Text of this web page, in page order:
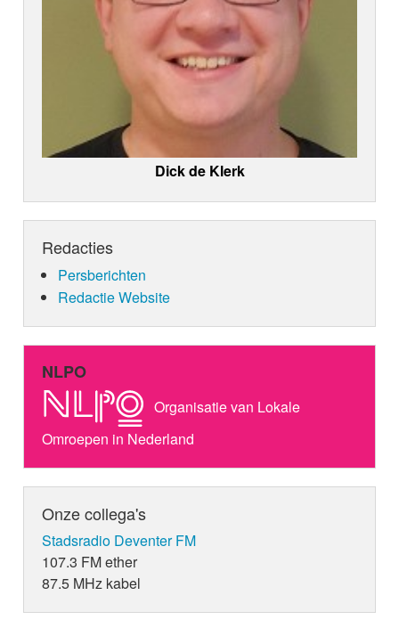
Dick de Klerk
Redacties
Persberichten
Redactie Website
NLPO
Organisatie van Lokale
Omroepen in Nederland
Onze collega's
Stadsradio Deventer FM
107.3 FM ether
87.5 MHz kabel